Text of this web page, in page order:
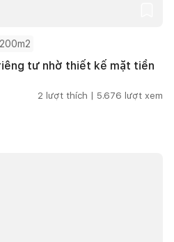
tư nhờ thiết kế mặt tiền
2 lượt thích | 5.676 lượt xem